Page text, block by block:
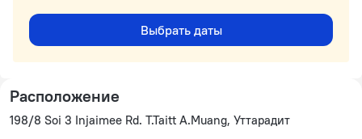
Выбрать даты
Расположение
198/8 Soi 3 Injaimee Rd. T.Taitt A.Muang, Уттарадит